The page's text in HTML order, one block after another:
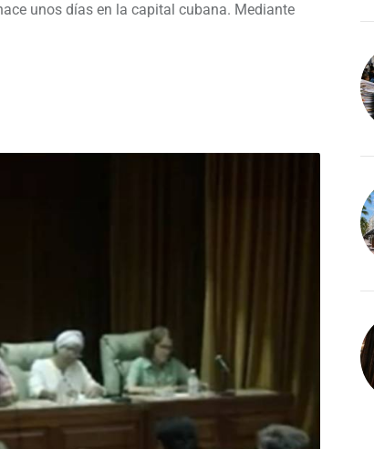
unos días en la capital cubana. Mediante